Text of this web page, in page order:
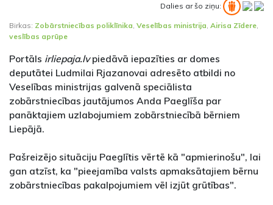
Dalies ar šo ziņu:
Birkas: Zobārstniecības poliklīnika Veselības ministrija Airisa Zīdere
veslības aprūpe
Portāls irliepaja.lvpiedāvā iepazīties ar domes
deputātei Ludmilai Rjazanovai adresēto atbildi no
Veselības ministrijas galvenā speciālista
zobārstniecības jautājumos Anda Paeglīša par
panāktajiem uzlabojumiem zobārstniecībā bērniem
Liepājā.
Pašreizējo situāciju Paeglītis vērtē kā "apmierinošu", lai
gan atzīst, ka "pieejamība valsts apmaksātajiem bērnu
zobārstniecības pakalpojumiem vēl izjūt grūtības".